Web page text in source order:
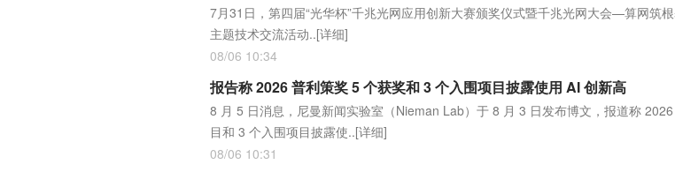
7月31日，第四届“光华杯”千兆光网应用创新大赛颁奖仪式暨千兆光网大会—算网筑
主题技术交流活动..[详细]
08/06 10:34
报告称 2026 普利策奖 5 个获奖和 3 个入围项目披露使用 AI 创新高
8 月 5 日消息，尼曼新闻实验室（Nieman Lab）于 8 月 3 日发布博文，报道称
目和 3 个入围项目披露使..[详细]
08/06 10:31